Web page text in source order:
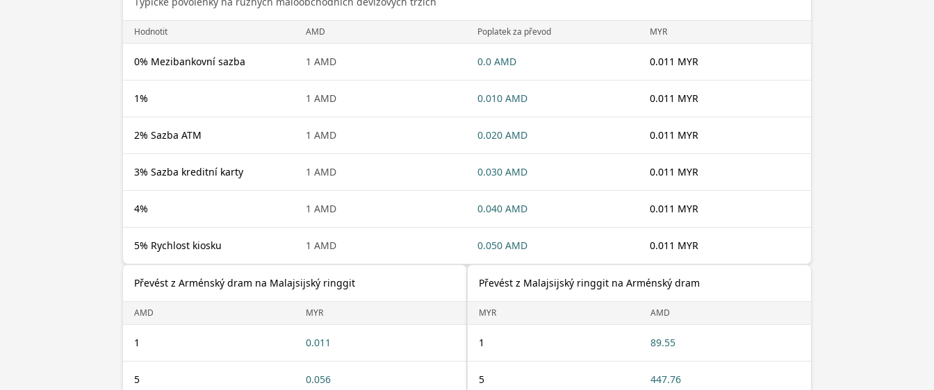
Hodnotit AMD Poplatek za převod MYR
0% Mezibankovní sazba 1 AMD 0.0 AMD 0.011 MYR
1% 1 AMD 0.010 AMD 0.011 MYR
2% Sazba ATM 1 AMD 0.020 AMD 0.011 MYR
3% Sazba kreditní karty 1 AMD 0.030 AMD 0.011 MYR
4% 1 AMD 0.040 AMD 0.011 MYR
5% Rychlost kiosku 1 AMD 0.050 AMD 0.011 MYR
Převést z Arménský dram na Malajsijský ringgit
AMD MYR
1 0.011
5 0.056
Převést z Malajsijský ringgit na Arménský dram
MYR AMD
1 89.55
5 447.76